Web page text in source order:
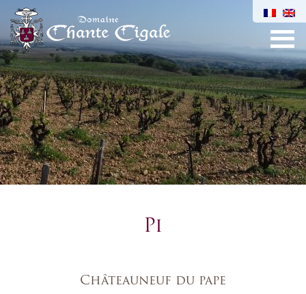
Pi
Châteauneuf du pape